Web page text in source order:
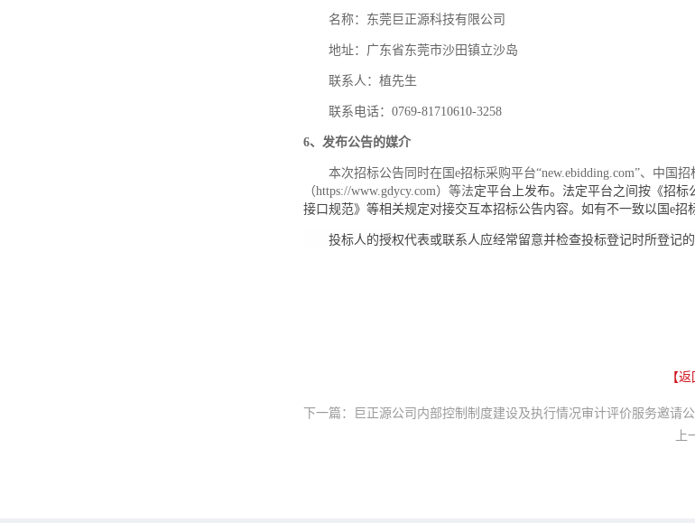
名称：东莞巨正源科技有限公司
地址：广东省东莞市沙田镇立沙岛
联系人：植先生
联系电话： 0769-81710610-3258
6、发布公告的媒介
本次招标公告同时在国 e招标采购平台“new.ebidding.com”、中国招
（https://www.gdycy.com） 等法定平台上发布。法定平台之间按《招
接口规范》等相关规定对接交互本招标公告内容。如有不一致以国e招
投标人的授权代表或联系人应经常留意并检查投标登记时所登记
【
下一篇：巨正源公司内部控制制度建设及执行情况审计评价服务邀请